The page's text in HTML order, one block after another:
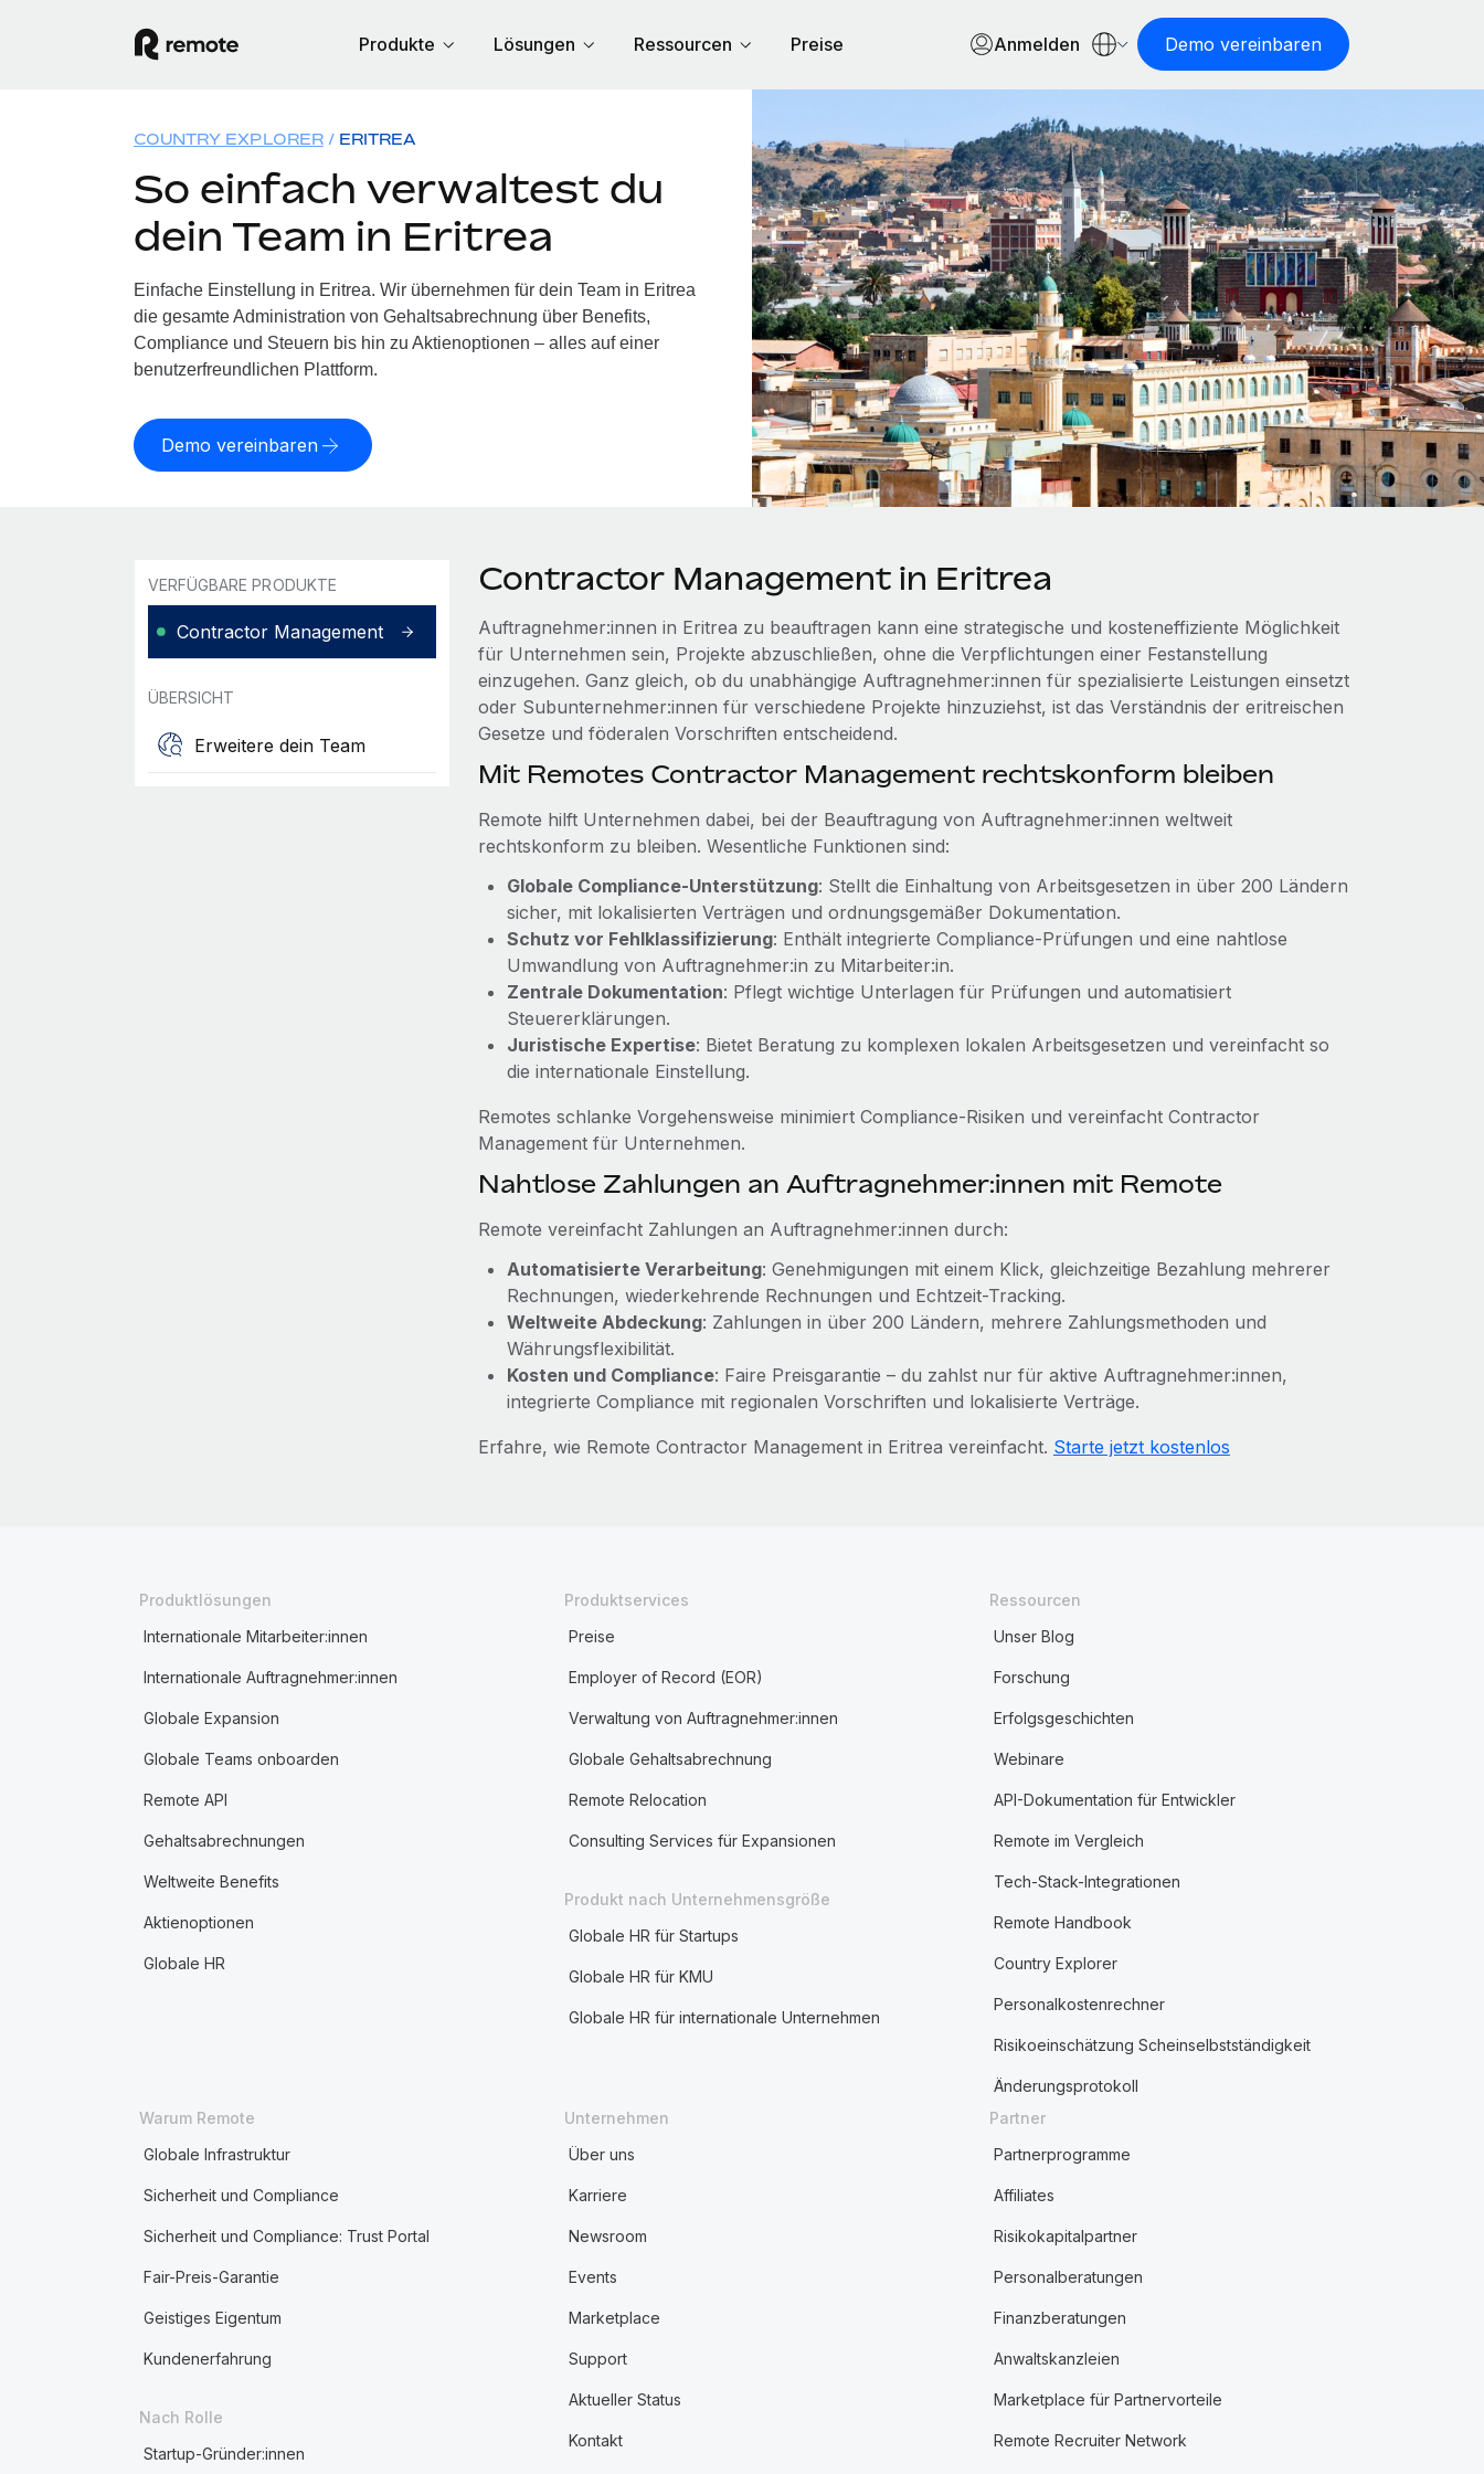
Produkte Lösungen Ressourcen Preise Anmelden Demo vereinbaren
COUNTRY EXPLORER ERITREA
So einfach verwaltest du
dein Team in Eritrea
Einfache Einstellung in Eritrea. Wir übernehmen für dein Team in Eritrea
die gesamte Administration von Gehaltsabrechnung über Benefits,
Compliance und Steuern bis hin zu Aktienoptionen – alles auf einer
benutzerfreundlichen Plattform.
Demo vereinbaren
VERFÜGBARE PRODUKTE
Contractor Management
ÜBERSICHT
Erweitere dein Team
Contractor Management in Eritrea
Auftragnehmer:innen in Eritrea zu beauftragen kann eine strategische und kosteneffiziente Möglichkeit
für Unternehmen sein, Projekte abzuschließen, ohne die Verpflichtungen einer Festanstellung
einzugehen. Ganz gleich, ob du unabhängige Auftragnehmer:innen für spezialisierte Leistungen einsetzt
oder Subunternehmer:innen für verschiedene Projekte hinzuziehst, ist das Verständnis der eritreischen
Gesetze und föderalen Vorschriften entscheidend.
Mit Remotes Contractor Management rechtskonform bleiben
Remote hilft Unternehmen dabei, bei der Beauftragung von Auftragnehmer:innen weltweit
rechtskonform zu bleiben. Wesentliche Funktionen sind:
Globale Compliance-Unterstützung: Stellt die Einhaltung von Arbeitsgesetzen in über 200 Ländern
sicher, mit lokalisierten Verträgen und ordnungsgemäßer Dokumentation.
Schutz vor Fehlklassifizierung: Enthält integrierte Compliance-Prüfungen und eine nahtlose
Umwandlung von Auftragnehmer:in zu Mitarbeiter:in.
Zentrale Dokumentation: Pflegt wichtige Unterlagen für Prüfungen und automatisiert
Steuererklärungen.
Juristische Expertise: Bietet Beratung zu komplexen lokalen Arbeitsgesetzen und vereinfacht so
die internationale Einstellung.
Remotes schlanke Vorgehensweise minimiert Compliance-Risiken und vereinfacht Contractor
Management für Unternehmen.
Nahtlose Zahlungen an Auftragnehmer:innen mit Remote
Remote vereinfacht Zahlungen an Auftragnehmer:innen durch:
Automatisierte Verarbeitung: Genehmigungen mit einem Klick, gleichzeitige Bezahlung mehrerer
Rechnungen, wiederkehrende Rechnungen und Echtzeit-Tracking.
Weltweite Abdeckung: Zahlungen in über 200 Ländern, mehrere Zahlungsmethoden und
Währungsflexibilität.
Kosten und Compliance: Faire Preisgarantie – du zahlst nur für aktive Auftragnehmer:innen,
integrierte Compliance mit regionalen Vorschriften und lokalisierte Verträge.
Erfahre, wie Remote Contractor Management in Eritrea vereinfacht. Starte jetzt kostenlos
Produktlösungen
Internationale Mitarbeiter:innen
Internationale Auftragnehmer:innen
Globale Expansion
Globale Teams onboarden
Remote API
Gehaltsabrechnungen
Weltweite Benefits
Aktienoptionen
Globale HR
Produktservices
Preise
Employer of Record (EOR)
Verwaltung von Auftragnehmer:innen
Globale Gehaltsabrechnung
Remote Relocation
Consulting Services für Expansionen
Produkt nach Unternehmensgröße
Globale HR für Startups
Globale HR für KMU
Globale HR für internationale Unternehmen
Ressourcen
Unser Blog
Forschung
Erfolgsgeschichten
Webinare
API-Dokumentation für Entwickler
Remote im Vergleich
Tech-Stack-Integrationen
Remote Handbook
Country Explorer
Personalkostenrechner
Risikoeinschätzung Scheinselbstständigkeit
Änderungsprotokoll
Warum Remote
Globale Infrastruktur
Sicherheit und Compliance
Sicherheit und Compliance: Trust Portal
Fair-Preis-Garantie
Geistiges Eigentum
Kundenerfahrung
Nach Rolle
Startup-Gründer:innen
Unternehmen
Über uns
Karriere
Newsroom
Events
Marketplace
Support
Aktueller Status
Kontakt
Partner
Partnerprogramme
Affiliates
Risikokapitalpartner
Personalberatungen
Finanzberatungen
Anwaltskanzleien
Marketplace für Partnervorteile
Remote Recruiter Network